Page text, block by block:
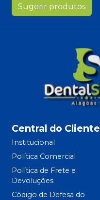
Sugerir produtos
Central do Cliente
Institucional
Política Comercial
Política de Frete e
Devoluções
Código de Defesa do